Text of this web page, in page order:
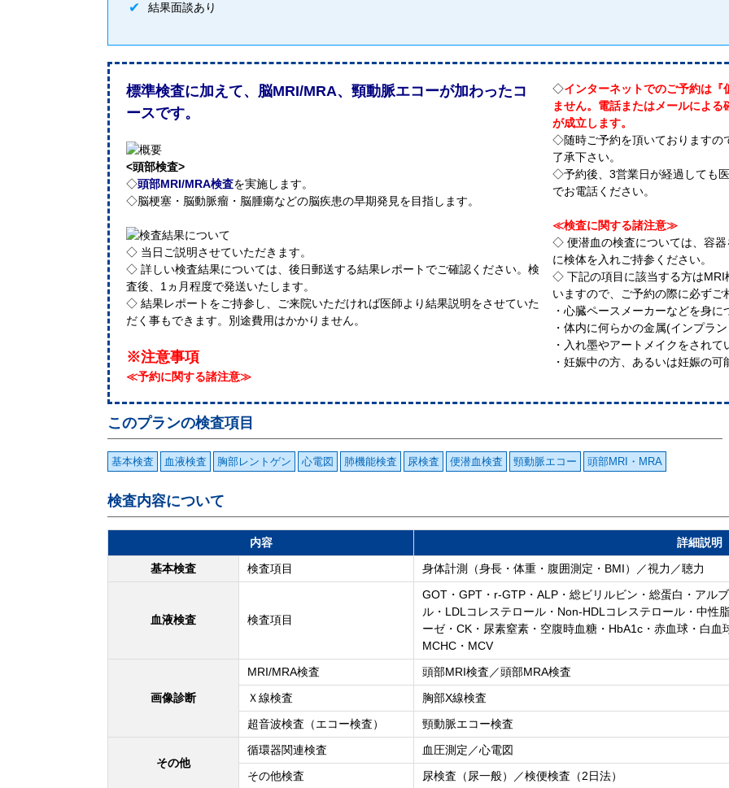
結果面談あり
標準検査に加えて、脳MRI/MRA、頸動脈エコーが加わったコ
ースです。
<頭部検査>
◇頭部MRI/MRA検査を実施します。
◇脳梗塞・脳動脈瘤・脳腫瘍などの脳疾患の早期発見を目指します。
◇ 当日ご説明させていただきます。
◇ 詳しい検査結果については、後日郵送する結果レポートでご確認ください。検
査後、1ヵ月程度で発送いたします。
◇ 結果レポートをご持参し、ご来院いただければ医師より結果説明をさせていた
だく事もできます。別途費用はかかりません。
※注意事項
≪予約に関する諸注意≫
◇インターネットでのご予約は
ません。電話またはメールによ
が成立します。
◇随時ご予約を頂いておりますの
了承下さい。
◇予約後、3営業日が経過しても
でお電話ください。
≪検査に関する諸注意≫
◇ 便潜血の検査については、容
に検体を入れご持参ください。
◇ 下記の項目に該当する方はMRI
いますので、ご予約の際に必ず
・心臓ペースメーカーなどを身
・体内に何らかの金属(インプラ
・入れ墨やアートメイクをされ
・妊娠中の方、あるいは妊娠の
このプランの検査項目
基本検査 血液検査 胸部レントゲン 心電図 肺機能検査 尿検査 便潜血検査 頸動脈エコー 頭部MRI・MRA
検査内容について
内容
詳細説明
基本検査
検査項目 身体計測（身長・体重・腹囲測定・BMI）／視力／聴力
血液検査 検査項目
GOT・GPT・r-GTP・ALP・総ビリルビン・総蛋白・アル
ル・LDLコレステロール・Non-HDLコレステロール・中性
ーゼ・CK・尿素窒素・空腹時血糖・HbA1c・赤血球・白
MCHC・MCV
画像診断
MRI/MRA検査
頭部MRI検査／頭部MRA検査
Ｘ線検査
胸部X線検査
超音波検査（エコー検査）
頸動脈エコー検査
その他
循環器関連検査
血圧測定／心電図
その他検査
尿検査（尿一般）／検便検査（2日法）